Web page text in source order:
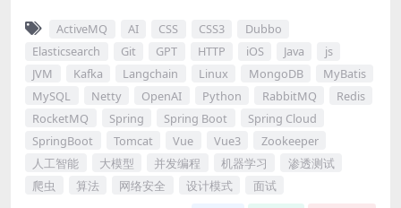
ActiveMQ AI CSS CSS3
Dubbo
Elasticsearch
Git GPT HTTP iOS Java
js
JVM
Kafka Langchain Linux MongoDB
MyBatis
MySQL
Netty OpenAI Python RabbitMQ
Redis
RocketMQ
Spring Spring Boot
Spring Cloud
SpringBoot
Tomcat Vue Vue3
Zookeeper
人工智能
大模型 并发编程 机器学习
渗透测试
爬虫
算法 网络安全 设计模式 面试